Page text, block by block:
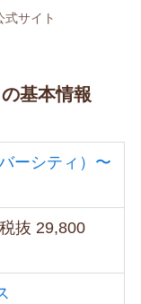
式サイト
基本情報
ーシティ）〜
抜 29,800